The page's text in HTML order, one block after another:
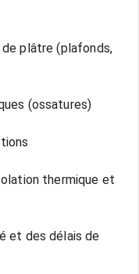
plâtre (plafonds,
(ossatures)
thermique et
et des délais de